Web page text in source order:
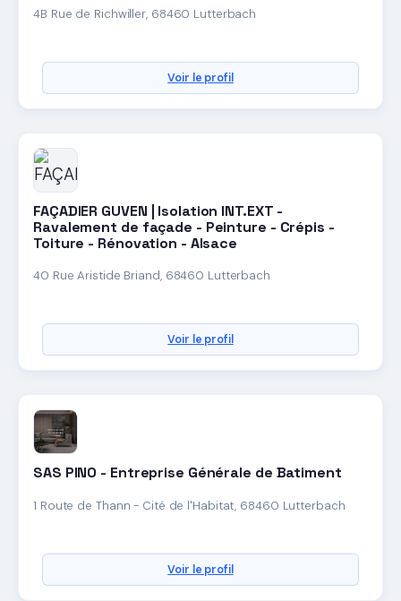
4B Rue de Richwiller, 68460 Lutterbach
Voir le profil
FAÇADIER GUVEN | Isolation INT.EXT -
Ravalement de façade - Peinture - Crépis -
Toiture - Rénovation - Alsace
40 Rue Aristide Briand, 68460 Lutterbach
Voir le profil
SAS PINO - Entreprise Générale de Batiment
1 Route de Thann - Cité de l'Habitat, 68460 Lutterbach
Voir le profil